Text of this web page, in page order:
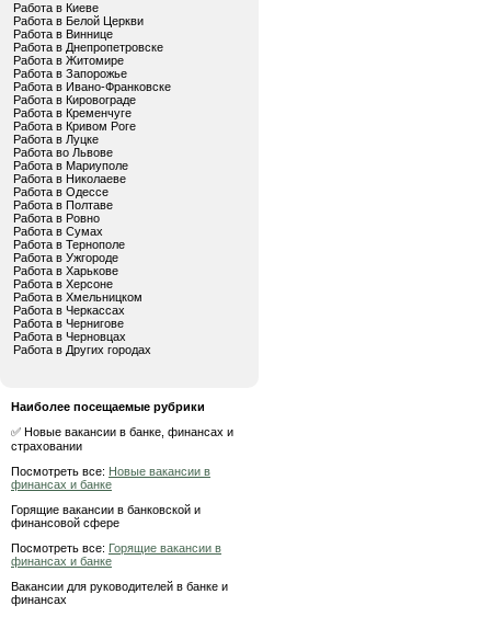
Работа в Киеве
Работа в Белой Церкви
Работа в Виннице
Работа в Днепропетровске
Работа в Житомире
Работа в Запорожье
Работа в Ивано-Франковске
Работа в Кировограде
Работа в Кременчуге
Работа в Кривом Роге
Работа в Луцке
Работа во Львове
Работа в Мариуполе
Работа в Николаеве
Работа в Одессе
Работа в Полтаве
Работа в Ровно
Работа в Сумах
Работа в Тернополе
Работа в Ужгороде
Работа в Харькове
Работа в Херсоне
Работа в Хмельницком
Работа в Черкассах
Работа в Чернигове
Работа в Черновцах
Работа в Других городах
Наиболее посещаемые рубрики
✅ Новые вакансии в банке, финансах и
страховании
Посмотреть все: Новые вакансии в
финансах и банке
Горящие вакансии в банковской и
финансовой сфере
Посмотреть все: Горящие вакансии в
финансах и банке
Вакансии для руководителей в банке и
финансах